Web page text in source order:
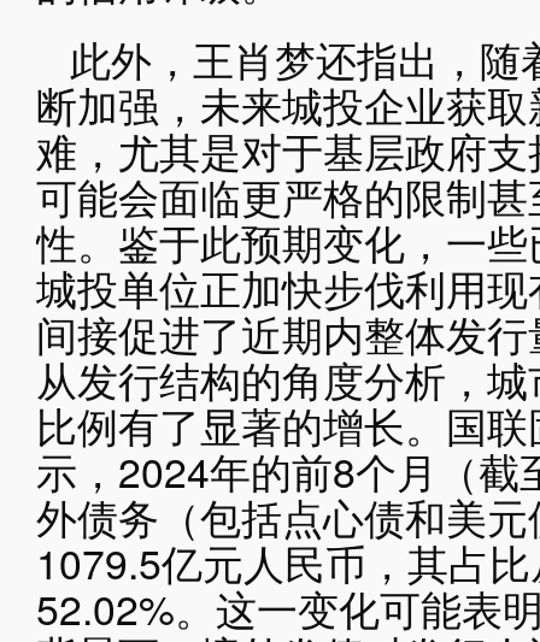
此外，王肖梦还指出，
断加强，未来城投企业获
难，尤其是对于基层政府
可能会面临更严格的限制
性。鉴于此预期变化，一
城投单位正加快步伐利用
间接促进了近期内整体发
从发行结构的角度分析，
比例有了显著的增长。国
示，2024年的前8个月（
外债务（包括点心债和美
1079.5亿元人民币，其占
52.02%。这一变化可能表